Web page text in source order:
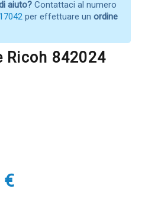
aiuto? Contattaci al numero
per effettuare un ordine
Ricoh 842024
€Il
prezzo